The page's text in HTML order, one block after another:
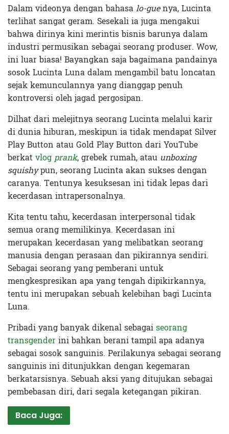
Dalam videonya dengan bahasalo-guenya, Lucinta
terlihat sangat geram. Sesekali ia juga mengakui
bahwa dirinya kini merintis bisnis barunya dalam
industri permusikan sebagai seorang produser. Wow,
ini luar biasa! Bayangkan saja bagaimana pandainya
sosok Lucinta Luna dalam mengambil batu loncatan
sejak kemunculannya yang dianggap penuh
kontroversi oleh jagad pergosipan.
Dilhat dari melejitnya seorang Lucinta melalui karir
di dunia hiburan, meskipun ia tidak mendapat Silver
Play Button atau Gold Play Button dari YouTube
berkatvlog prank, grebek rumah, atau unboxing
squishypun, seorang Lucinta akan sukses dengan
caranya. Tentunya kesuksesan ini tidak lepas dari
kecerdasan intrapersonalnya.
Kita tentu tahu, kecerdasan interpersonal tidak
semua orang memilikinya. Kecerdasan ini
merupakan kecerdasan yang melibatkan seorang
manusia dengan perasaan dan pikirannya sendiri.
Sebagai seorang yang pemberani untuk
mengkespresikan apa yang tengah dipikirkannya,
tentu ini merupakan sebuah kelebihan bagi Lucinta
Luna.
Pribadi yang banyak dikenal sebagaiseorang
transgenderini bahkan berani tampil apa adanya
sebagai sosok sanguinis. Perilakunya sebagai seorang
sanguinis ini ditunjukkan dengan kegemaran
berkatarsisnya. Sebuah aksi yang ditujukan sebagai
pembebasan diri, dari segala ketegangan pikiran.
Baca Juga: